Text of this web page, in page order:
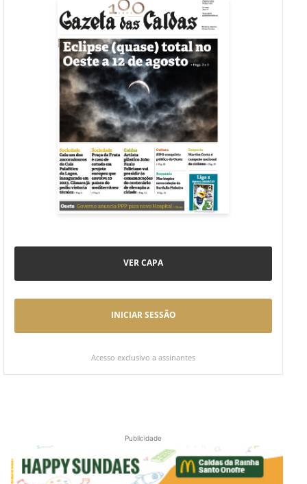
VER CAPA
INICIAR SESSÃO
Acesso exclusivo a assinantes
Publicidade